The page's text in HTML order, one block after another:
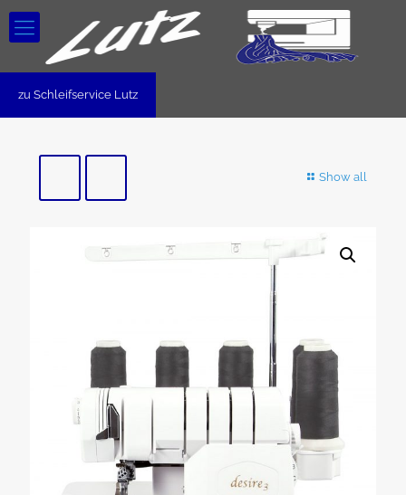
zu Schleifservice Lutz
Show all